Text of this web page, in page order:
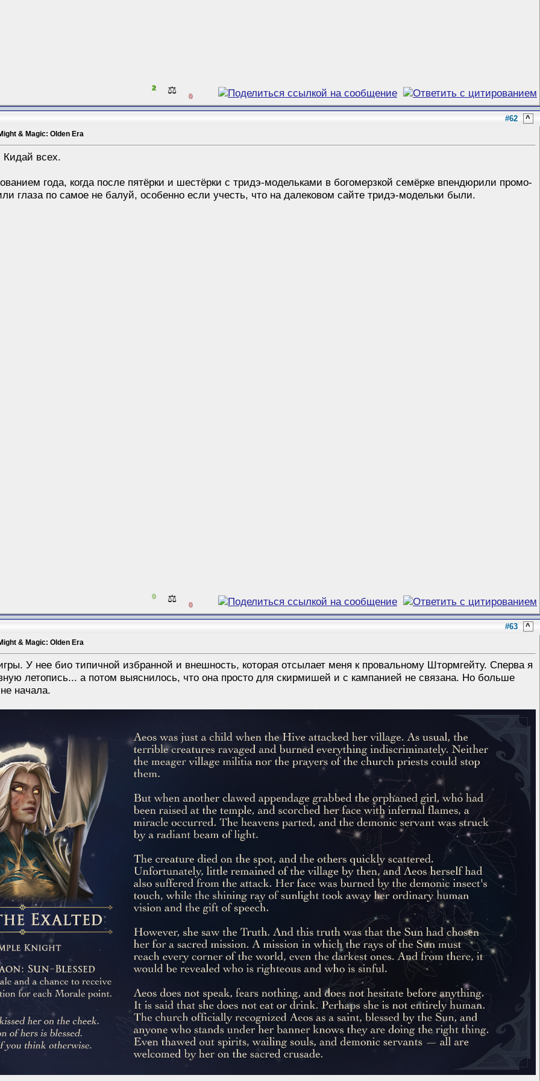
2 ⚖️ 0
#62 ^
& Magic: Olden Era
Кидай всех.
года, когда после пятёрки и шестёрки с тридэ-модельками в богомерзкой семёрке впендюрили промо-
глаза по самое не балуй, особенно если учесть, что на далековом сайте тридэ-модельки были.
0 ⚖️ 0
#63 ^
& Magic: Olden Era
У нее био типичной избранной и внешность, которая отсылает меня к провальному Штормгейту. Сперва я
летопись... а потом выяснилось, что она просто для скирмишей и с кампанией не связана. Но больше
начала.